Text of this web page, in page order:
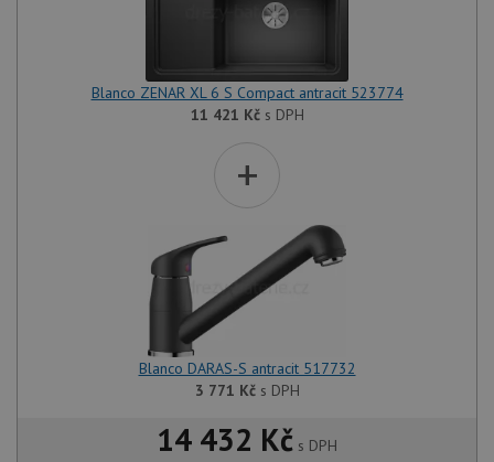
Blanco ZENAR XL 6 S Compact antracit 523774
11 421 Kčs DPH
+
Blanco DARAS-S antracit 517732
3 771 Kčs DPH
14 432 Kč s DPH